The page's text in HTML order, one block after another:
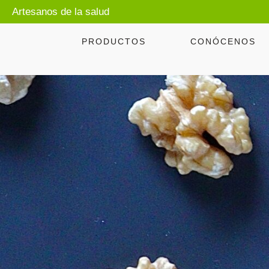
Artesanos de la salud
PRODUCTOS CONÓCENOS